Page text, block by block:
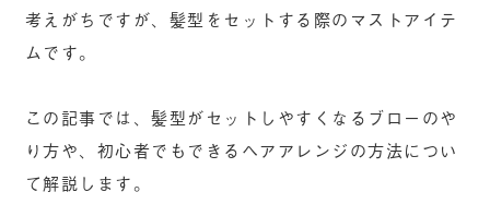
考えがちですが、髪型をセットする際のマストアイテ
ムです。
この記事では、髪型がセットしやすくなるブローのや
り方や、初心者でもできるヘアアレンジの方法につい
て解説します。